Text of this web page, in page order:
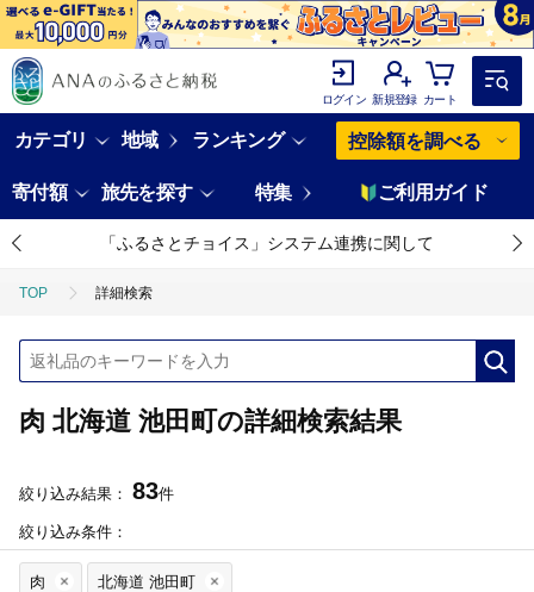
ログイン 新規登録 カート
カテゴリ 地域 ランキング 控除額を調べる
寄付額 旅先を探す 特集 ご利用ガイド
「ふるさとチョイス」システム連携に関して
TOP 詳細検索
肉 北海道 池田町の詳細検索結果
絞り込み結果： 83件
絞り込み条件：
肉 北海道 池田町